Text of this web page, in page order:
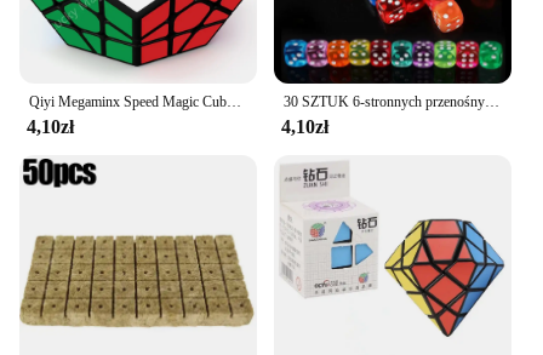
4,10zł
30 SZTUK 6-stronnych przenośnych kostek do gier stołowych 14MM Akrylowe kostki do gier planszowych z okrągłymi narożnikami Cyfrowe kostki do gier GYH
4,10zł